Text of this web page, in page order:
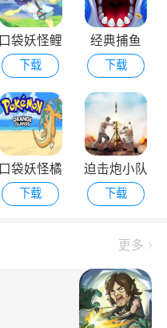
口袋妖怪鲤
鱼王的逆袭
内置菜单
下载
经典捕鱼
下载
口袋妖怪橘
子群岛手机
下载
迫击炮小队
最新版
下载
更多